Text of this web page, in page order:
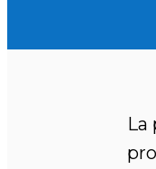
La